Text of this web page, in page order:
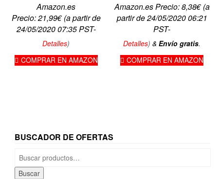
Amazon.es
Precio:21,99€(a partir de
24/05/2020 07:35 PST-
Detalles)
COMPRAR EN AMAZON
Amazon.es Precio:8,38€(a
partir de 24/05/2020 06:21
PST-
Detalles)&Envío gratis.
COMPRAR EN AMAZON
BUSCADOR DE OFERTAS
Buscar
por:
Buscar